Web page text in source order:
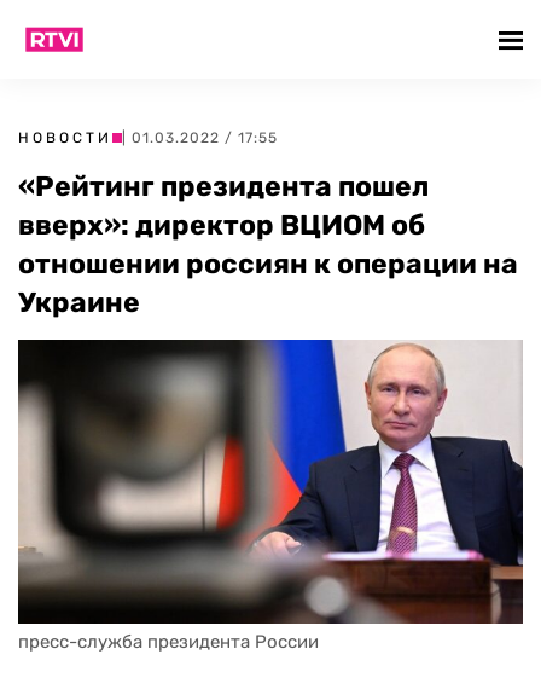
НОВОСТИ | 01.03.2022 / 17:55
«Рейтинг президента пошел
вверх»: директор ВЦИОМ об
отношении россиян к операции на
Украине
пресс-служба президента России